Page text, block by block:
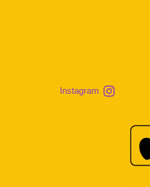
Instagram